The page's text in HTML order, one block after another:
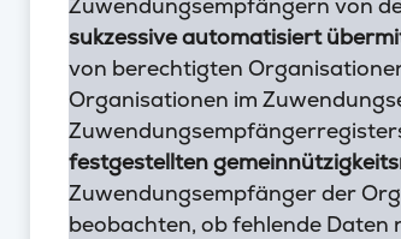
sukzessive automatisiert
von berechtigten
Organisationen im
festgestellten
Zuwendungsempfänger der
beobachten, ob fehlende Daten